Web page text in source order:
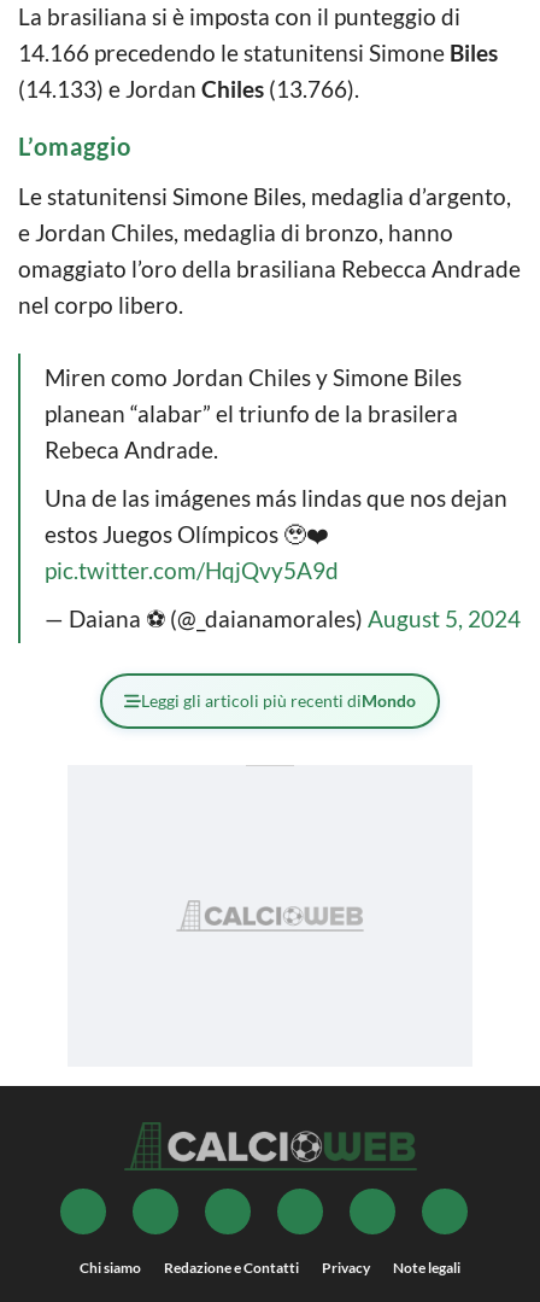
La brasiliana si è imposta con il punteggio di
14.166 precedendo le statunitensi Simone Biles
(14.133) e Jordan Chiles (13.766).
L’omaggio
Le statunitensi Simone Biles, medaglia d’argento,
e Jordan Chiles, medaglia di bronzo, hanno
omaggiato l’oro della brasiliana Rebecca Andrade
nel corpo libero.
Miren como Jordan Chiles y Simone Biles
planean “alabar” el triunfo de la brasilera
Rebeca Andrade.
Una de las imágenes más lindas que nos dejan
estos Juegos Olímpicos 🥹❤️
pic.twitter.com/HqjQvy5A9d
— Daiana ⚽ (@_daianamorales) August 5, 2024
Leggi gli articoli più recenti diMondo
Chi siamo Redazione e Contatti Privacy Note legali